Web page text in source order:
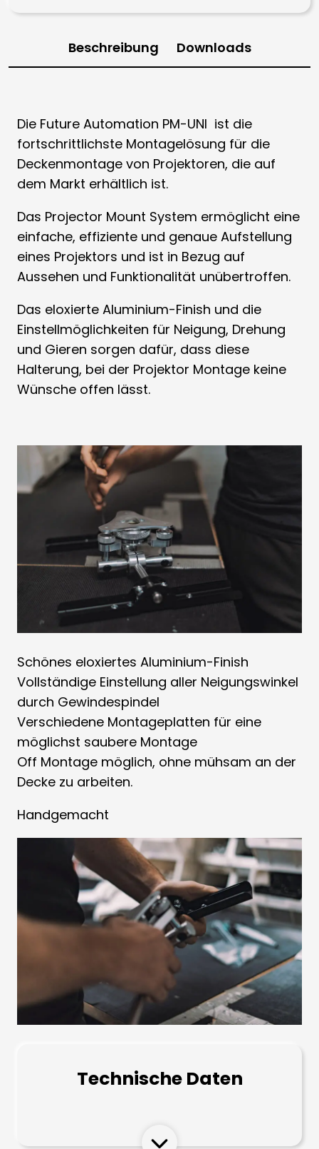
Beschreibung Downloads
Die Future Automation PM-UNI ist die
fortschrittlichste Montagelösung für die
Deckenmontage von Projektoren, die auf
dem Markt erhältlich ist.
Das Projector Mount System ermöglicht eine
einfache, effiziente und genaue Aufstellung
eines Projektors und ist in Bezug auf
Aussehen und Funktionalität unübertroffen.
Das eloxierte Aluminium-Finish und die
Einstellmöglichkeiten für Neigung, Drehung
und Gieren sorgen dafür, dass diese
Halterung, bei der Projektor Montage keine
Wünsche offen lässt.
Schönes eloxiertes Aluminium-Finish
Vollständige Einstellung aller Neigungswinkel
durch Gewindespindel
Verschiedene Montageplatten für eine
möglichst saubere Montage
Off Montage möglich, ohne mühsam an der
Decke zu arbeiten.
Handgemacht
Technische Daten